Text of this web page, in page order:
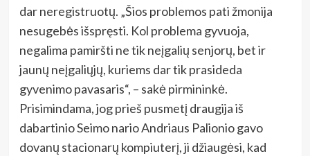
dar neregistruotų. „Šios problemos pati žmonija
nesugebės išspręsti. Kol problema gyvuoja,
negalima pamiršti ne tik neįgalių senjorų, bet ir
jaunų neįgaliųjų, kuriems dar tik prasideda
gyvenimo pavasaris“, – sakė pirmininkė.
Prisimindama, jog prieš pusmetį draugija iš
dabartinio Seimo nario Andriaus Palionio gavo
dovanų stacionarų kompiuterį, ji džiaugėsi, kad